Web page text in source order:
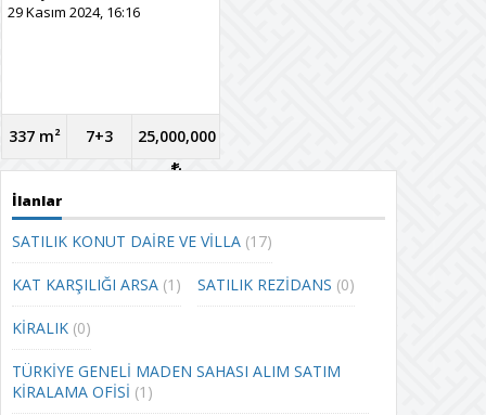
29 Kasım 2024, 16:16
337 m² 7+3 25,000,000
İlanlar
SATILIK KONUT DAİRE VE VİLLA (17)
KAT KARŞILIĞI ARSA (1) SATILIK REZİDANS (0)
KİRALIK (0)
TÜRKİYE GENELİ MADEN SAHASI ALIM SATIM
KİRALAMA OFİSİ (1)